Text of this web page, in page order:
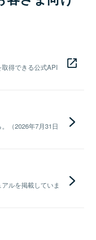
得できる公式API
（2026年7月31日
ルを掲載していま